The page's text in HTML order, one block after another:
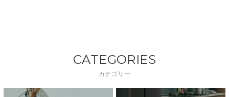
CATEGORIES
カテゴリー